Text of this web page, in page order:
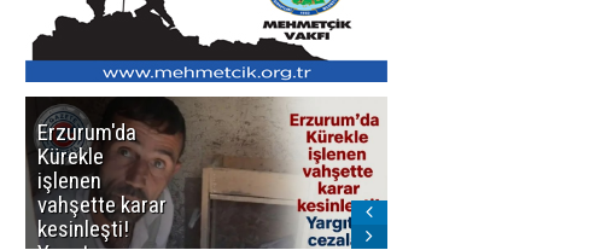
Erzurum'da
Kürekle
işlenen
vahşette karar
kesinleşti!